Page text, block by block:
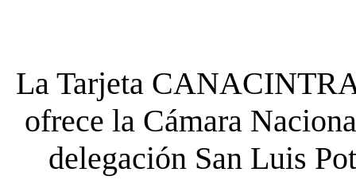
La Tarjeta
ofrece la Cámara
delegación San Luis